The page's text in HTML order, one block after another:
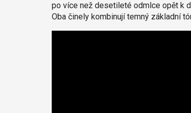
po více než desetileté odmlce opět k
Oba činely kombinují temný základní